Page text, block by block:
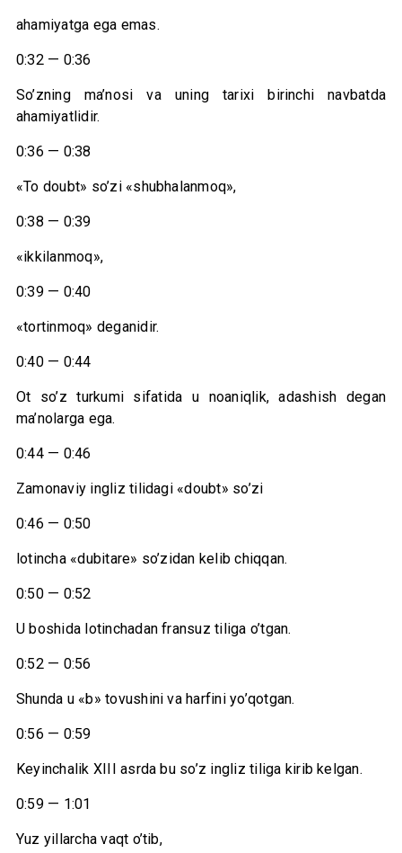
ahamiyatga ega emas.
0:32 — 0:36
So’zning ma’nosi va uning tarixi birinchi navbatda
ahamiyatlidir.
0:36 — 0:38
«To doubt» so’zi «shubhalanmoq»,
0:38 — 0:39
«ikkilanmoq»,
0:39 — 0:40
«tortinmoq» deganidir.
0:40 — 0:44
Ot so’z turkumi sifatida u noaniqlik, adashish degan
ma’nolarga ega.
0:44 — 0:46
Zamonaviy ingliz tilidagi «doubt» so’zi
0:46 — 0:50
lotincha «dubitare» so’zidan kelib chiqqan.
0:50 — 0:52
U boshida lotinchadan fransuz tiliga o’tgan.
0:52 — 0:56
Shunda u «b» tovushini va harfini yo’qotgan.
0:56 — 0:59
Keyinchalik XIII asrda bu so’z ingliz tiliga kirib kelgan.
0:59 — 1:01
Yuz yillarcha vaqt o’tib,